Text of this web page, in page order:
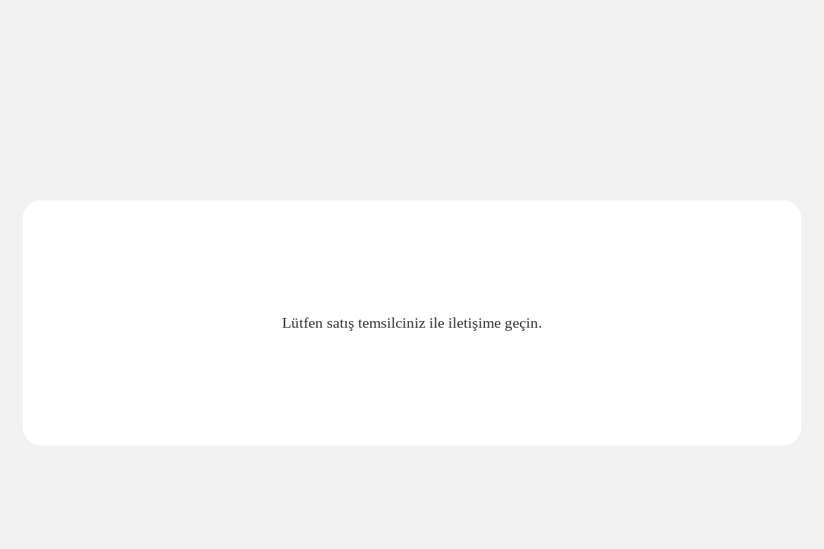
Lütfen satış temsilciniz ile iletişime geçin.